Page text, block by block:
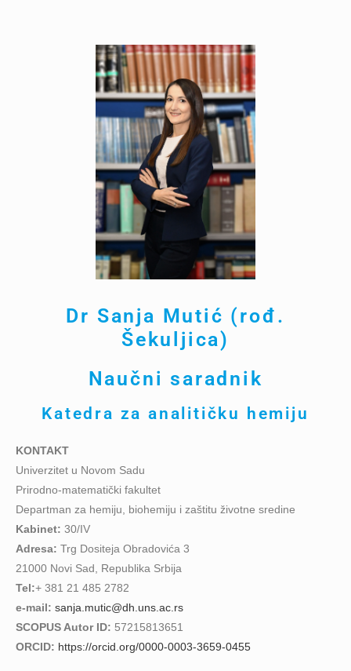
Dr Sanja Mutić (rođ.
Šekuljica)
Naučni saradnik
Katedra za analitičku hemiju
KONTAKT
Univerzitet u Novom Sadu
Prirodno-matematički fakultet
Departman za hemiju, biohemiju i zaštitu životne sredine
Kabinet: 30/IV
Adresa: Trg Dositeja Obradovića 3
21000 Novi Sad, Republika Srbija
Tel:+ 381 21 485 2782
e-mail: sanja.mutic@dh.uns.ac.rs
SCOPUS Autor ID: 57215813651
ORCID: https://orcid.org/0000-0003-3659-0455